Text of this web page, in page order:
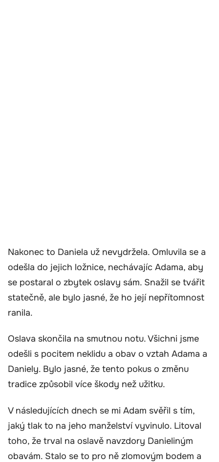
Nakonec to Daniela už nevydržela. Omluvila se a
odešla do jejich ložnice, nechávajíc Adama, aby
se postaral o zbytek oslavy sám. Snažil se tvářit
statečně, ale bylo jasné, že ho její nepřítomnost
ranila.
Oslava skončila na smutnou notu. Všichni jsme
odešli s pocitem neklidu a obav o vztah Adama a
Daniely. Bylo jasné, že tento pokus o změnu
tradice způsobil více škody než užitku.
V následujících dnech se mi Adam svěřil s tím,
jaký tlak to na jeho manželství vyvinulo. Litoval
toho, že trval na oslavě navzdory Danieliným
obavám. Stalo se to pro ně zlomovým bodem a